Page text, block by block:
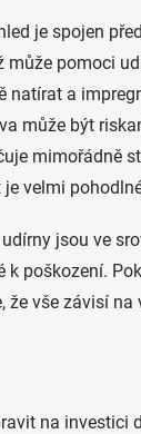
je spojen
může pomoci
natírat a
může být
mimořádně
velmi
jsou ve
poškození.
vše závisí
na investici